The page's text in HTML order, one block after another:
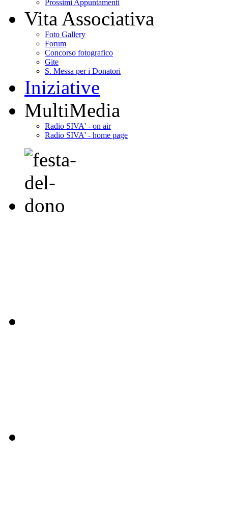
Prossimi Appuntamenti
Vita Associativa
Foto Gallery
Forum
Concorso fotografico
Gite
S. Messa per i Donatori
Iniziative
MultiMedia
Radio SIVA' - on air
Radio SIVA' - home page